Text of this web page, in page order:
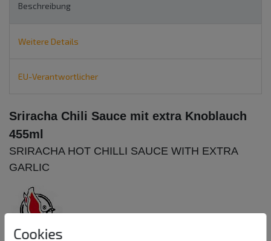
Beschreibung
Weitere Details
EU-Verantwortlicher
Sriracha Chili Sauce mit extra Knoblauch
455ml
SRIRACHA HOT CHILLI SAUCE WITH EXTRA
GARLIC
Cookies